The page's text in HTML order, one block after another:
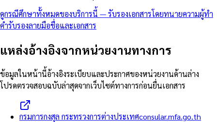
ดูกรณีศึกษาทั้งหมดของบริการนี้ —รับรองเอกสารโดยทนายความผู้ทำ
คำรับรองลายมือชื่อและเอกสาร
แหล่งอ้างอิงจากหน่วยงานทางการ
ข้อมูลในหน้านี้อ้างอิงระเบียบและประกาศของหน่วยงานด้านล่าง
โปรดตรวจสอบฉบับล่าสุดจากเว็บไซต์ทางการก่อนยื่นเอกสาร
กรมการกงสุล กระทรวงการต่างประเทศconsular.mfa.go.th